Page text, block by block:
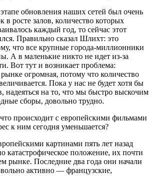
обновления наших сетей был очень
в росте залов, количество которых
каждый год, то сейчас этот
Правильно сказал Шлихт: это
что все крупные города-миллионники
А в маленькие никто не идет из-за
Вот тут и возникает проблема:
огромная, потому что количество
Пока у нас не будет хотя бы
надеяться на то, что мы быстро выскочим
сборы, довольно трудно.
происходит с европейскими фильмами
к ним сегодня уменьшается?
картинами пять лет назад
катастрофическое положение, их почти
рынке. Последние два года они начали
активно — французские,